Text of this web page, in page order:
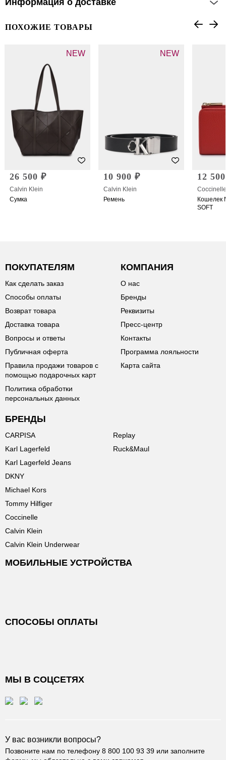
Информация о доставке
ПОХОЖИЕ ТОВАРЫ
NEW
26 500 ₽
Calvin Klein
Сумка
NEW
10 900 ₽
Calvin Klein
Ремень
12
Coccinelle
Кошелек
SOFT
ПОКУПАТЕЛЯМ
Как сделать заказ
Способы оплаты
Возврат товара
Доставка товара
Вопросы и ответы
Публичная оферта
Правила продажи товаров с
помощью подарочных карт
Политика обработки
персональных данных
КОМПАНИЯ
О нас
Бренды
Реквизиты
Пресс-центр
Контакты
Программа лояльности
Карта сайта
БРЕНДЫ
CARPISA
Karl Lagerfeld
Karl Lagerfeld Jeans
DKNY
Michael Kors
Tommy Hilfiger
Coccinelle
Calvin Klein
Calvin Klein Underwear
Replay
Ruck&Maul
МОБИЛЬНЫЕ УСТРОЙСТВА
СПОСОБЫ ОПЛАТЫ
МЫ В СОЦСЕТЯХ
У вас возникли вопросы?
Позвоните нам по телефону 8 800 100 93 39 или заполните